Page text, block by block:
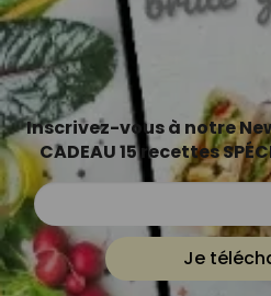
Inscrivez-vous à notre
CADEAU 15 recettes
Je